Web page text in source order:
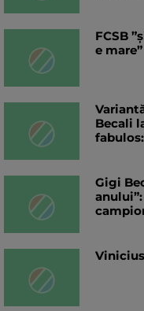
FCSB
e mare”
Becali
Gigi